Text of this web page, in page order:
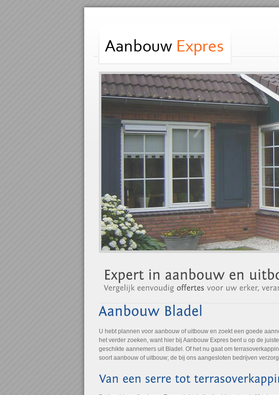
U hebt plannen voor aanbouw of uitbouw en zoekt een goede
het verder zoeken, want hier bij Aanbouw Expres bent u op de
geschikte aannemers uit Bladel. Of het nu gaat om
soort aanbouw of uitbouw; de bij ons aangesloten bedrijven